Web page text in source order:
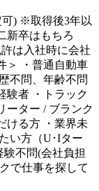
可) ※取得後3年以
新卒はもちろ
は入社時に会社
＞ ・普通自動車
不問、年齢不問
験者 ・トラック
ーター / ブランク
ける方 ・業界未
い方（U･Iター
験不問(会社負担
で仕事を探して